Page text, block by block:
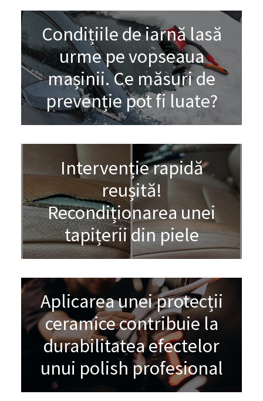
Condițiile de iarnă lasă
urme pe vopseaua
mașinii. Ce măsuri de
prevenție pot fi luate?
Intervenție rapidă
reușită!
Recondiționarea unei
tapițerii din piele
Aplicarea unei protecții
ceramice contribuie la
durabilitatea efectelor
unui polish profesional